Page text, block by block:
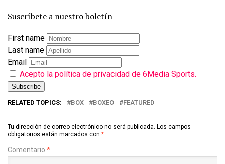
Suscríbete a nuestro boletín
First name
Last name
Email
Acepto la política de privacidad de 6Media Sports.
RELATED TOPICS: BOX BOXEO FEATURED
Tu dirección de correo electrónico no será publicada. Los campos
obligatorios están marcados con *
Comentario *